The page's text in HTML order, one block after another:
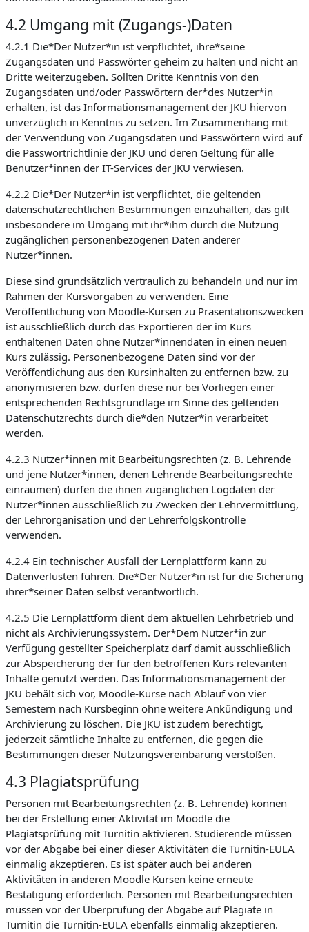
4.2 Umgang mit (Zugangs-)Daten
4.2.1 Die*Der Nutzer*in ist verpflichtet, ihre*seine
Zugangsdaten und Passwörter geheim zu halten und nicht an
Dritte weiterzugeben. Sollten Dritte Kenntnis von den
Zugangsdaten und/oder Passwörtern der*des Nutzer*in
erhalten, ist das Informationsmanagement der JKU hiervon
unverzüglich in Kenntnis zu setzen. Im Zusammenhang mit
der Verwendung von Zugangsdaten und Passwörtern wird auf
die Passwortrichtlinie der JKU und deren Geltung für alle
Benutzer*innen der IT-Services der JKU verwiesen.
4.2.2 Die*Der Nutzer*in ist verpflichtet, die geltenden
datenschutzrechtlichen Bestimmungen einzuhalten, das gilt
insbesondere im Umgang mit ihr*ihm durch die Nutzung
zugänglichen personenbezogenen Daten anderer
Nutzer*innen.
Diese sind grundsätzlich vertraulich zu behandeln und nur im
Rahmen der Kursvorgaben zu verwenden. Eine
Veröffentlichung von Moodle-Kursen zu Präsentationszwecken
ist ausschließlich durch das Exportieren der im Kurs
enthaltenen Daten ohne Nutzer*innendaten in einen neuen
Kurs zulässig. Personenbezogene Daten sind vor der
Veröffentlichung aus den Kursinhalten zu entfernen bzw. zu
anonymisieren bzw. dürfen diese nur bei Vorliegen einer
entsprechenden Rechtsgrundlage im Sinne des geltenden
Datenschutzrechts durch die*den Nutzer*in verarbeitet
werden.
4.2.3 Nutzer*innen mit Bearbeitungsrechten (z. B. Lehrende
und jene Nutzer*innen, denen Lehrende Bearbeitungsrechte
einräumen) dürfen die ihnen zugänglichen Logdaten der
Nutzer*innen ausschließlich zu Zwecken der Lehrvermittlung,
der Lehrorganisation und der Lehrerfolgskontrolle
verwenden.
4.2.4 Ein technischer Ausfall der Lernplattform kann zu
Datenverlusten führen. Die*Der Nutzer*in ist für die Sicherung
ihrer*seiner Daten selbst verantwortlich.
4.2.5 Die Lernplattform dient dem aktuellen Lehrbetrieb und
nicht als Archivierungssystem. Der*Dem Nutzer*in zur
Verfügung gestellter Speicherplatz darf damit ausschließlich
zur Abspeicherung der für den betroffenen Kurs relevanten
Inhalte genutzt werden. Das Informationsmanagement der
JKU behält sich vor, Moodle-Kurse nach Ablauf von vier
Semestern nach Kursbeginn ohne weitere Ankündigung und
Archivierung zu löschen. Die JKU ist zudem berechtigt,
jederzeit sämtliche Inhalte zu entfernen, die gegen die
Bestimmungen dieser Nutzungsvereinbarung verstoßen.
4.3 Plagiatsprüfung
Personen mit Bearbeitungsrechten (z. B. Lehrende) können
bei der Erstellung einer Aktivität im Moodle die
Plagiatsprüfung mit Turnitin aktivieren. Studierende müssen
vor der Abgabe bei einer dieser Aktivitäten die Turnitin-EULA
einmalig akzeptieren. Es ist später auch bei anderen
Aktivitäten in anderen Moodle Kursen keine erneute
Bestätigung erforderlich. Personen mit Bearbeitungsrechten
müssen vor der Überprüfung der Abgabe auf Plagiate in
Turnitin die Turnitin-EULA ebenfalls einmalig akzeptieren.